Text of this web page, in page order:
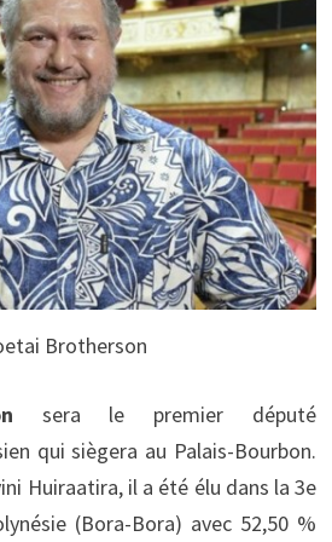
Brotherson
sera le premier député
qui siègera au Palais-Bourbon.
Huiraatira, il a été élu dans la 3e
(Bora-Bora) avec 52,50 %